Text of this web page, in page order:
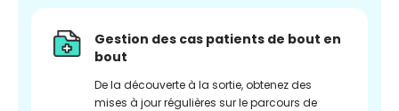
Gestion des cas patients de bout en
bout
De la découverte à la sortie, obtenez des
mises à jour régulières sur le parcours de